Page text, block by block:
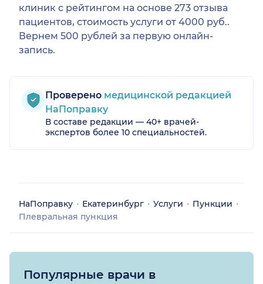
клиник с рейтингом на основе 273 отзыва
пациентов, стоимость услуги от 4000 руб..
Вернем 500 рублей за первую онлайн-
запись.
Проверено медицинской редакцией
НаПоправку
В составе редакции — 40+ врачей-
экспертов более 10 специальностей.
НаПоправку Екатеринбург Услуги
Пункции
Плевральная пункция
Популярные врачи в